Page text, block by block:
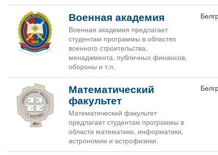
Военная академия
Военная академия предлагает
студентам программы в областях
военного строительства,
менаджмента, публичных финансов,
обороны и т.п.
Математический
факультет
Математический факультет
предлагает студентам программы в
области математики, информатики,
астрономии и астрофизики.